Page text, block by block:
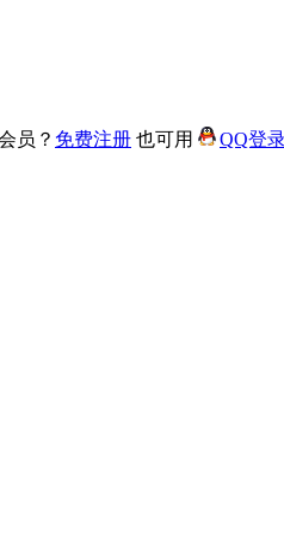
员？ 免费注册 也可用 QQ登